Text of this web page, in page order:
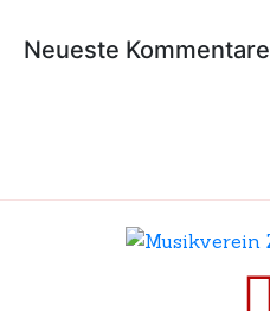
Neueste Kommentare